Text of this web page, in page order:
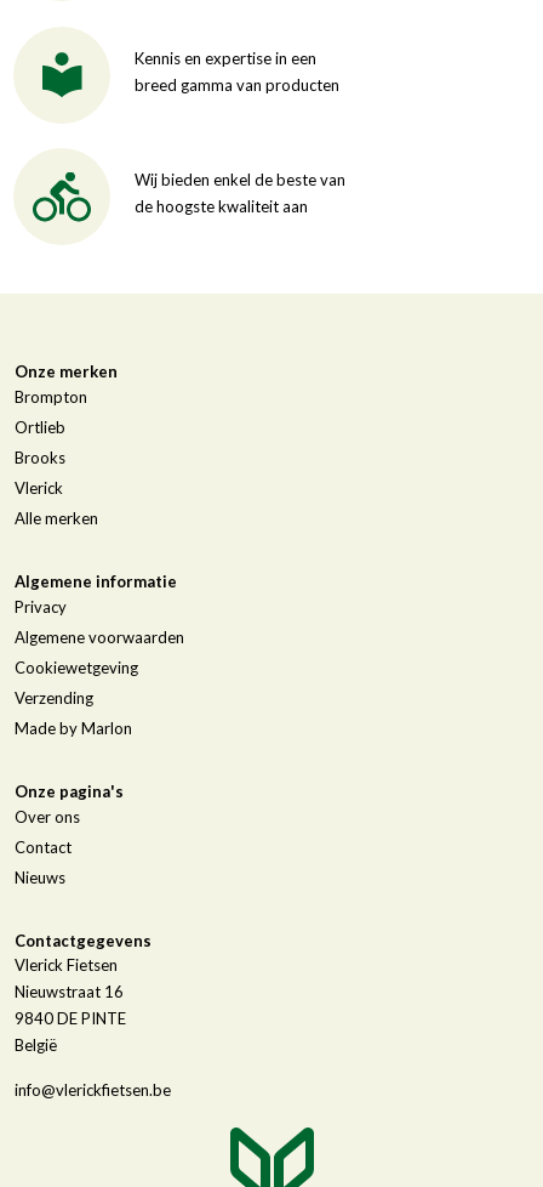
Kennis en expertise in een
breed gamma van producten
Wij bieden enkel de beste van
de hoogste kwaliteit aan
Onze merken
Brompton
Ortlieb
Brooks
Vlerick
Alle merken
Algemene informatie
Privacy
Algemene voorwaarden
Cookiewetgeving
Verzending
Made by Marlon
Onze pagina's
Over ons
Contact
Nieuws
Contactgegevens
Vlerick Fietsen
Nieuwstraat 16
9840DE PINTE
België
info@vlerickfietsen.be